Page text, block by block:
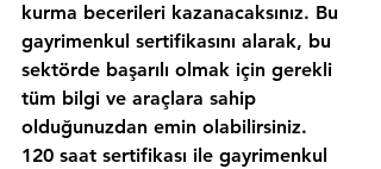
kurma becerileri kazanacaksınız. Bu
gayrimenkul sertifikasını alarak, bu
sektörde başarılı olmak için gerekli
tüm bilgi ve araçlara sahip
olduğunuzdan emin olabilirsiniz.
120 saat sertifikası ile gayrimenkul